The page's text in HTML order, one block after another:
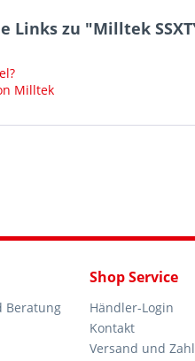
zu "Milltek
Milltek
Beratung
Shop Service
Händler-Login
Kontakt
Versand und